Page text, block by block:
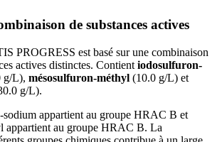
de substances actives
PROGRESS est basé sur une combinaison
actives distinctes. Contient iodosulfuron-
g/L), mésosulfuron-méthyl (10.0 g/L) et
g/L).
appartient au groupe HRAC B et
appartient au groupe HRAC B. La